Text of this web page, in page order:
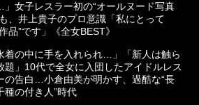
女子レスラー初の“オールヌード写真
、井上貴子のプロ意識「私にとって
品”です」《全女BEST》
着の中に手を入れられ…」「新人は触ら
題」10代で全女に入団したアイドルレス
の告白…小倉由美が明かす、過酷な“長
種の付き人”時代